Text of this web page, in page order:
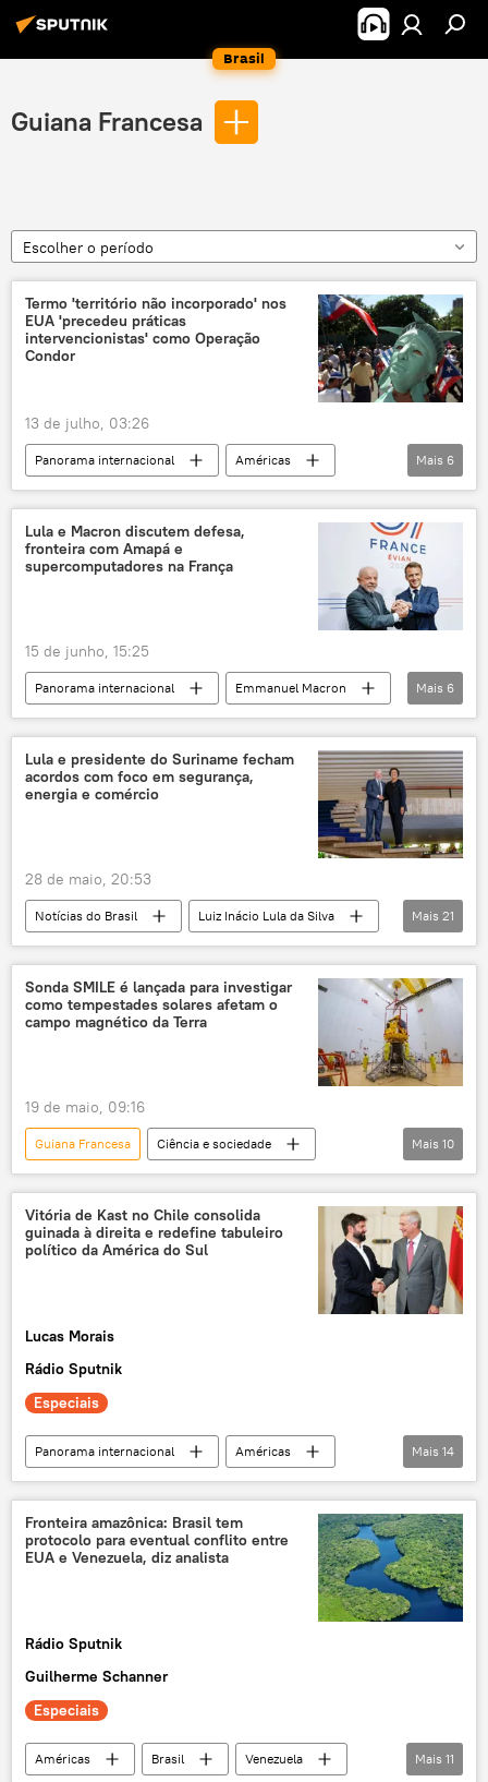
Brasil
Guiana Francesa
Escolher o período
Termo 'território não incorporado' nos
EUA 'precedeu práticas
intervencionistas' como Operação
Condor
13 de julho, 03:26
Panorama internacional
Américas
Washington
Estados Unidos
Espanha
Suprema Corte
Constituição
Exército britânico
Mais 6
Lula e Macron discutem defesa,
fronteira com Amapá e
supercomputadores na França
15 de junho, 15:25
Panorama internacional
Emmanuel Macron
Luiz Inácio Lula da Silva
França
Amapá
Brasil
Associação Europeia de Comércio Livre (EFTA)
Mais 6
Lula e presidente do Suriname fecham
acordos com foco em segurança,
energia e comércio
28 de maio, 20:53
Notícias do Brasil
Luiz Inácio Lula da Silva
Suriname
Brasil
acordos bilaterais
segurança
energia
comércio
fronteira
Economia
Caribe
Rotas de Integração Sul-Americana
petróleo e gás
comércio bilateral
minerais críticos
Defesa
segurança pública
segurança alimentar
Jennifer Geerlings-Simons
Mais 21
Sonda SMILE é lançada para investigar
como tempestades solares afetam o
campo magnético da Terra
19 de maio, 09:16
Guiana Francesa
Ciência e sociedade
astronomia
exploração do espaço
órbita
China
Agência Espacial Europeia (ESA)
pesquisa
Mais 10
Vitória de Kast no Chile consolida
guinada à direita e redefine tabuleiro
político da América do Sul
Lucas Morais
Rádio Sputnik
Especiais
Panorama internacional
Américas
Mundo
José Antonio Kast
Gabriel Boric
Chile
América do Sul
Argentina
Congresso
Rotas de Integração Sul-Americana
exclusiva
Mundioka
Mais 14
Fronteira amazônica: Brasil tem
protocolo para eventual conflito entre
EUA e Venezuela, diz analista
Rádio Sputnik
Guilherme Schanner
Especiais
Américas Brasil
Venezuela
Mais 11